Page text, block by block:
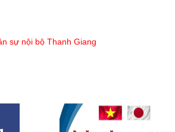
sự nội bộ Thanh Giang